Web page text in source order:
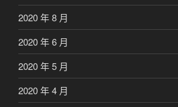
2020 年 8 月
2020 年 6 月
2020 年 5 月
2020 年 4 月